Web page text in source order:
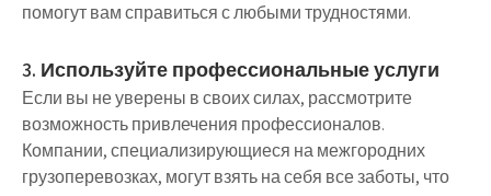
помогут вам справиться с любыми трудностями.
3. Используйте профессиональные услуги
Если вы не уверены в своих силах, рассмотрите
возможность привлечения профессионалов.
Компании, специализирующиеся на межгородних
грузоперевозках, могут взять на себя все заботы, что